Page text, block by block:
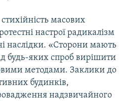
масових
настрої радикалізм
наслідки. «Сторони мають
будь-яких спроб вирішити
методами. Заклики до
будинків,
надзвичайного